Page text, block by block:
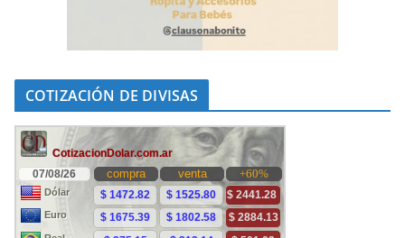
COTIZACIÓN DE DIVISAS